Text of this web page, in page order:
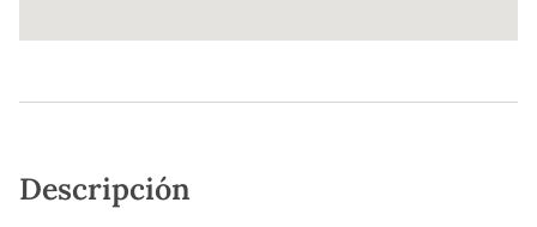
Descripción